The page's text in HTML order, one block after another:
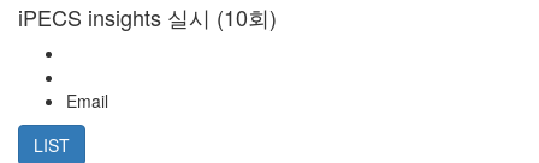
iPECS insights 실시 (10회)
Email
LIST